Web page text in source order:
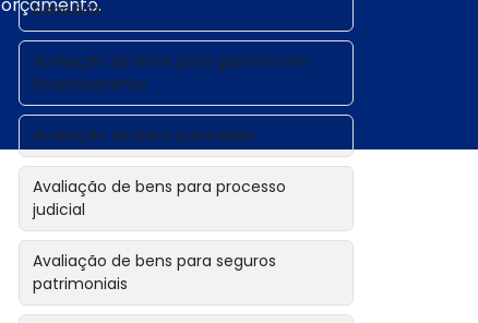
bancária
Avaliação de bens para garantia em
financiamento
Avaliação de bens para leilão
Avaliação de bens para processo
judicial
Avaliação de bens para seguros
patrimoniais